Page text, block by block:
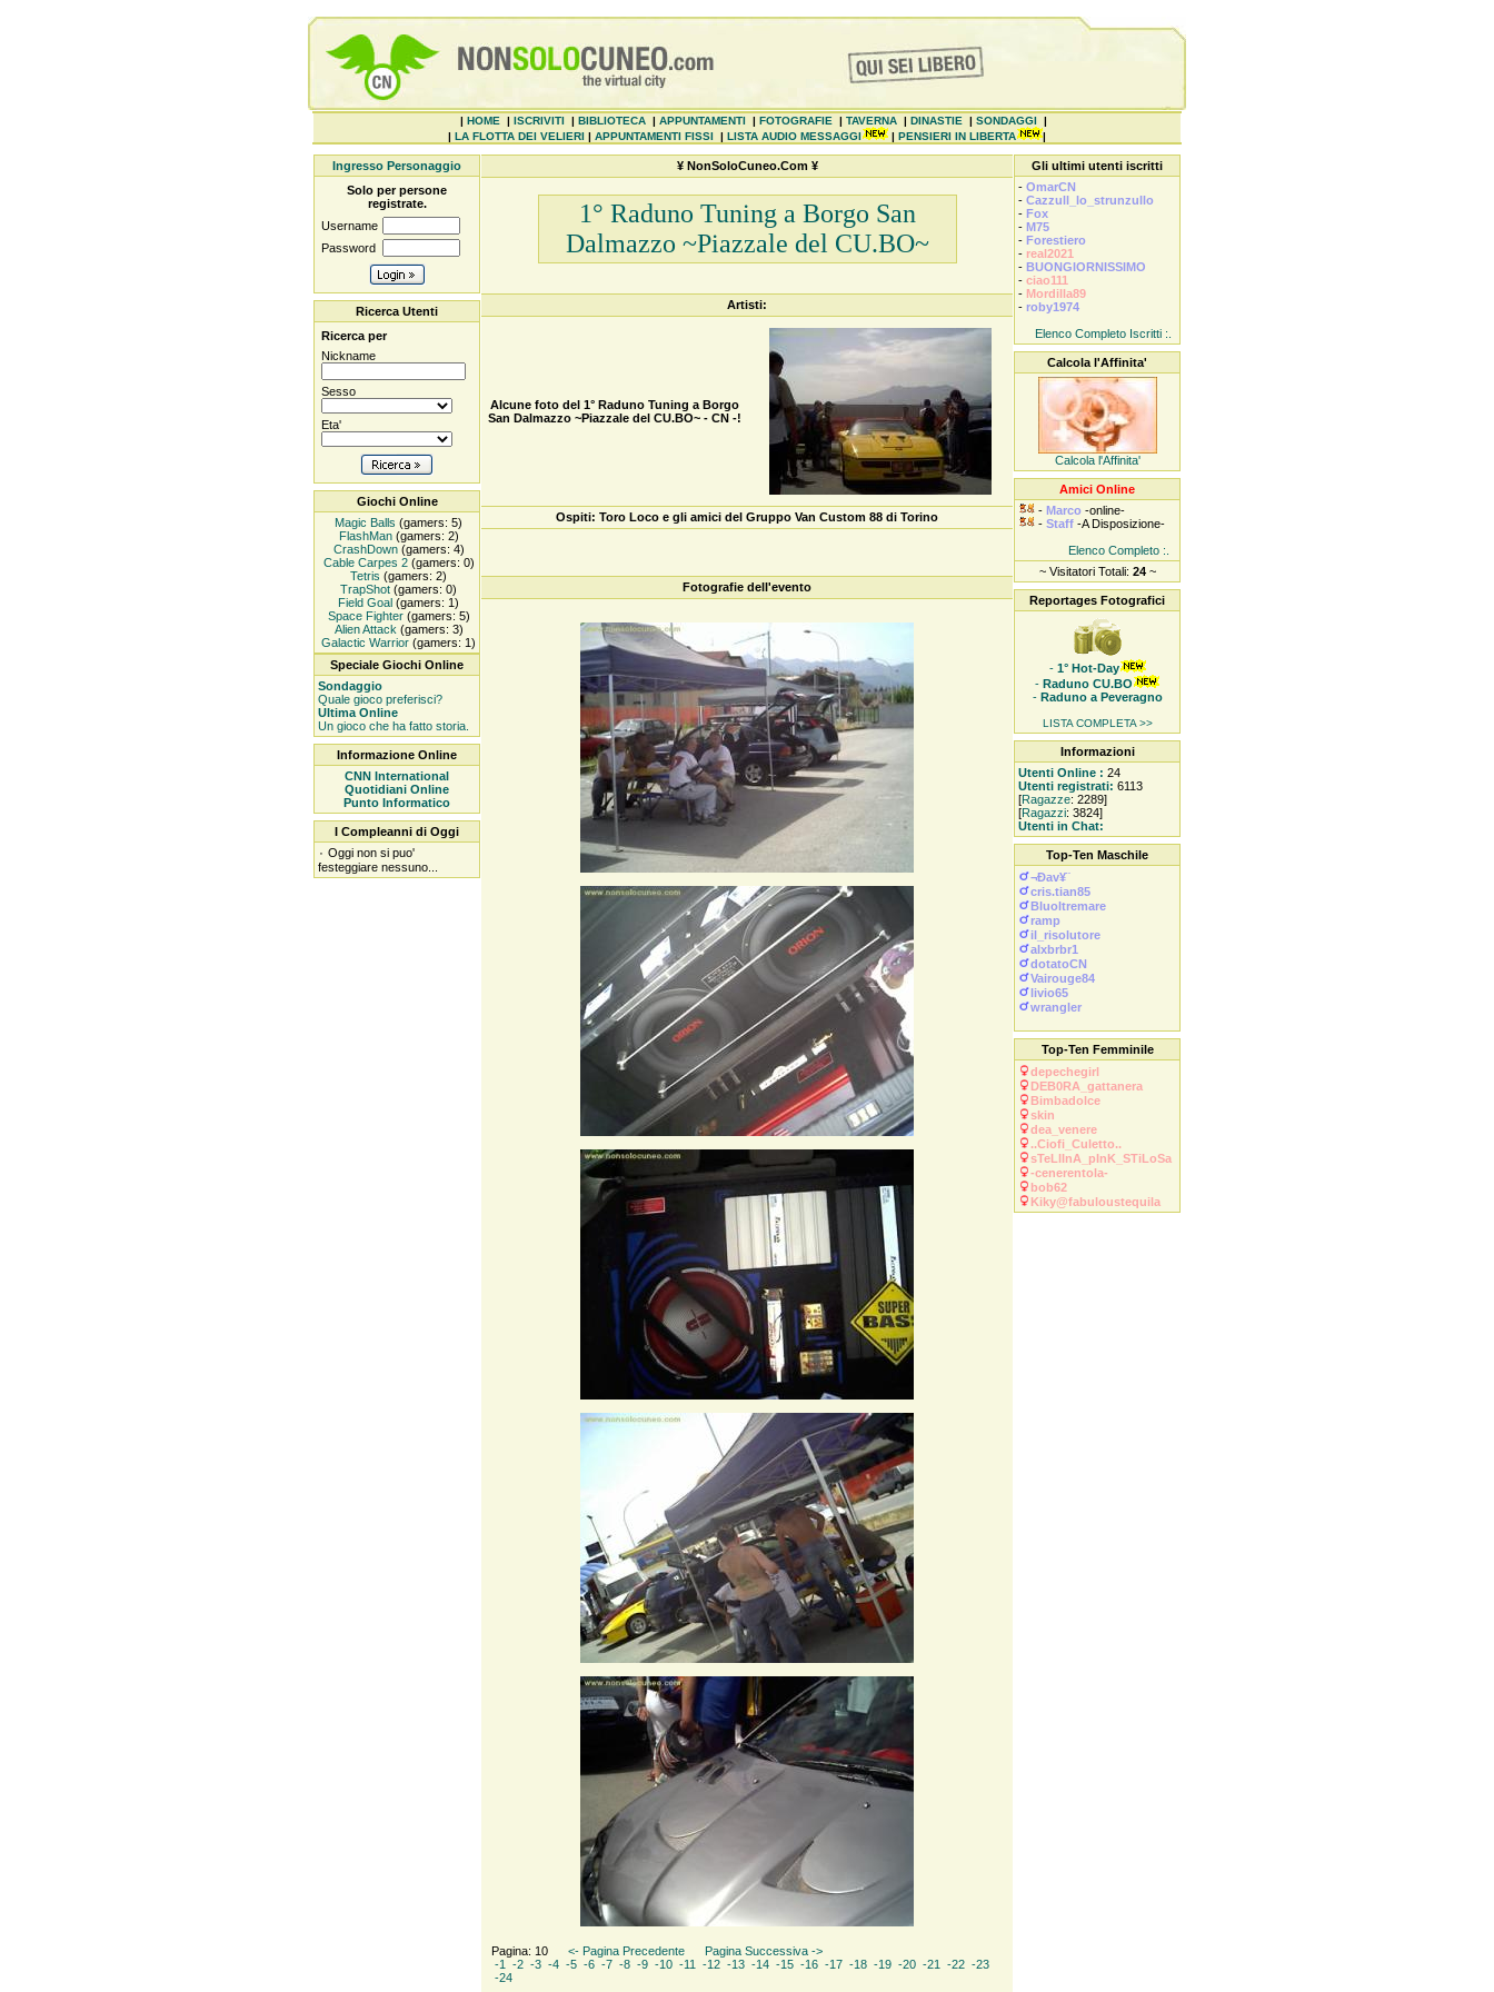
| HOME | ISCRIVITI| BIBLIOTECA| APPUNTAMENTI| FOTOGRAFIE | TAVERNA| DINASTIE | SONDAGGI|
| LA FLOTTA DEI VELIERI | APPUNTAMENTI FISSI | LISTA AUDIO MESSAGGI | PENSIERI IN LIBERTA |
Ingresso Personaggio
Solo per persone
registrate.
Username
Password
Ricerca Utenti
Ricerca per
Nickname
Sesso
Eta'
Giochi Online
Magic Balls (gamers: 5)
FlashMan(gamers: 2)
CrashDown(gamers: 4)
Cable Carpes 2(gamers: 0)
Tetris (gamers: 2)
TrapShot (gamers: 0)
Field Goal (gamers: 1)
Space Fighter(gamers: 5)
Alien Attack (gamers: 3)
Galactic Warrior (gamers: 1)
Speciale Giochi Online
Sondaggio
Quale gioco preferisci?
Ultima Online
Un gioco che ha fatto storia.
Informazione Online
CNN International
Quotidiani Online
Punto Informatico
I Compleanni di Oggi
۰ Oggi non si puo'
festeggiare nessuno...
¥ NonSoloCuneo.Com ¥
1° Raduno Tuning a Borgo San
Dalmazzo ~Piazzale del CU.BO~
Artisti:
Alcune foto del 1° Raduno Tuning a Borgo
San Dalmazzo ~Piazzale del CU.BO~ - CN -!
Ospiti: Toro Loco e gli amici del Gruppo Van Custom 88 di Torino
Fotografie dell'evento
Pagina: 10 <- Pagina Precedente
Pagina Successiva ->
-1
-2 -3 -4 -5 -6 -7 -8 -9 -10 -11 -12 -13 -14 -15 -16 -17 -18 -19 -20 -21 -22 -23
-24
Gli ultimi utenti iscritti
- OmarCN
- Cazzull_lo_strunzullo
- Fox
- M75
- Forestiero
- real2021
- BUONGIORNISSIMO
- ciao111
- Mordilla89
- roby1974
Elenco Completo Iscritti :.
Calcola l'Affinita'
Calcola l'Affinita'
Amici Online
- Marco -online-
- Staff -A Disposizione-
Elenco Completo :.
~ Visitatori Totali: 24~
Reportages Fotografici
- 1° Hot-Day
- Raduno CU.BO
- Raduno a Peveragno
LISTA COMPLETA >>
Informazioni
Utenti Online : 24
Utenti registrati: 6113
[Ragazze: 2289]
[Ragazzi: 3824]
Utenti in Chat:
Top-Ten Maschile
¬Ðav¥¨
cris.tian85
Bluoltremare
ramp
il_risolutore
alxbrbr1
dotatoCN
Vairouge84
livio65
wrangler
Top-Ten Femminile
depechegirl
DEB0RA_gattanera
Bimbadolce
skin
dea_venere
..Ciofi_Culetto..
sTeLlInA_pInK_STiLoSa
-cenerentola-
bob62
Kiky@fabuloustequila